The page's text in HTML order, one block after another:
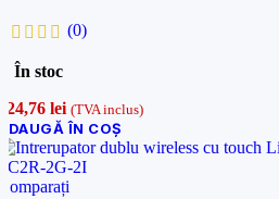
(0)
În stoc
lei (TVA inclus)
ÎN COȘ